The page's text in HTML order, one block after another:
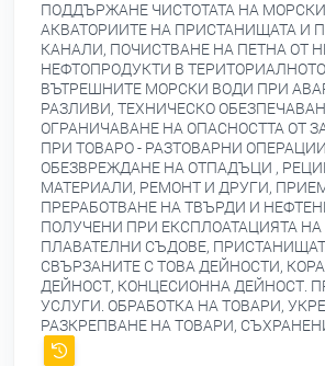
ПОДДЪРЖАНЕ ЧИСТОТАТА НА
АКВАТОРИИТЕ НА ПРИСТАНИЩАТА И
КАНАЛИ, ПОЧИСТВАНЕ НА ПЕТНА ОТ
НЕФТОПРОДУКТИ В
ВЪТРЕШНИТЕ МОРСКИ ВОДИ ПРИ
РАЗЛИВИ, ТЕХНИЧЕСКО
ОГРАНИЧАВАНЕ НА ОПАСНОСТТА ОТ
ПРИ ТОВАРО - РАЗТОВАРНИ
ОБЕЗВРЕЖДАНЕ НА ОТПАДЪЦИ ,
МАТЕРИАЛИ, РЕМОНТ И ДРУГИ,
ПРЕРАБОТВАНЕ НА ТВЪРДИ И
ПОЛУЧЕНИ ПРИ ЕКСПЛОАТАЦИЯТА
ПЛАВАТЕЛНИ СЪДОВЕ,
СВЪРЗАНИТЕ С ТОВА ДЕЙНОСТИ,
ДЕЙНОСТ, КОНЦЕСИОННА ДЕЙНОСТ.
УСЛУГИ. ОБРАБОТКА НА ТОВАРИ,
РАЗКРЕПВАНЕ НА ТОВАРИ,